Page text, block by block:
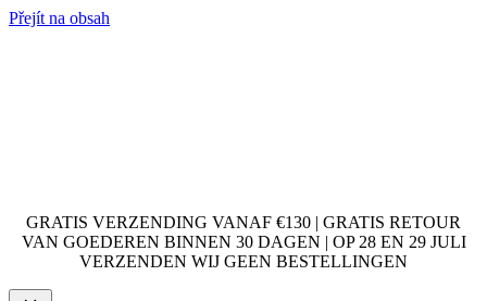
Přejít na obsah
GRATIS VERZENDING VANAF €130 | GRATIS RETOUR
VAN GOEDEREN BINNEN 30 DAGEN | OP 28 EN 29 JULI
VERZENDEN WIJ GEEN BESTELLINGEN